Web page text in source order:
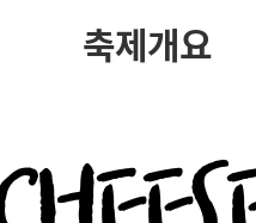
축제개요